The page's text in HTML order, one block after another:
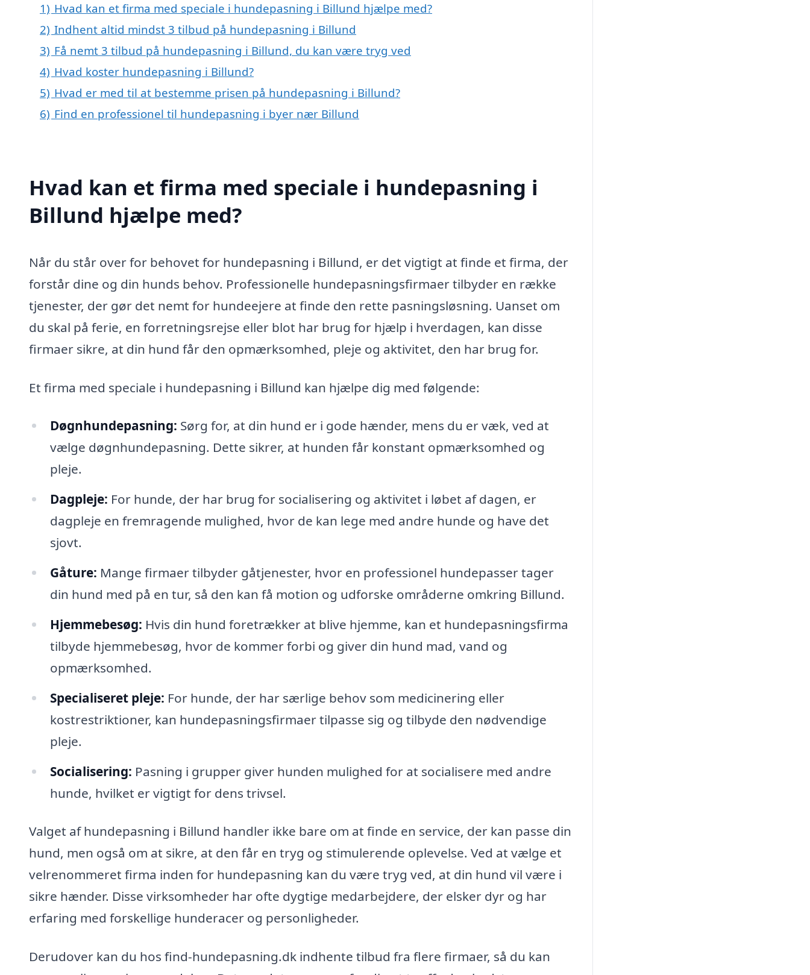
1) Hvad kan et firma med speciale i hundepasning i Billund hjælpe med?
2) Indhent altid mindst 3 tilbud på hundepasning i Billund
3) Få nemt 3 tilbud på hundepasning i Billund, du kan være tryg ved
4) Hvad koster hundepasning i Billund?
5) Hvad er med til at bestemme prisen på hundepasning i Billund?
6) Find en professionel til hundepasning i byer nær Billund
Hvad kan et firma med speciale i hundepasning i
Billund hjælpe med?
Når du står over for behovet for hundepasning i Billund, er det vigtigt at finde et firma, der
forstår dine og din hunds behov. Professionelle hundepasningsfirmaer tilbyder en række
tjenester, der gør det nemt for hundeejere at finde den rette pasningsløsning. Uanset om
du skal på ferie, en forretningsrejse eller blot har brug for hjælp i hverdagen, kan disse
firmaer sikre, at din hund får den opmærksomhed, pleje og aktivitet, den har brug for.
Et firma med speciale i hundepasning i Billund kan hjælpe dig med følgende:
Døgnhundepasning: Sørg for, at din hund er i gode hænder, mens du er væk, ved at
vælge døgnhundepasning. Dette sikrer, at hunden får konstant opmærksomhed og
pleje.
Dagpleje: For hunde, der har brug for socialisering og aktivitet i løbet af dagen, er
dagpleje en fremragende mulighed, hvor de kan lege med andre hunde og have det
sjovt.
Gåture: Mange firmaer tilbyder gåtjenester, hvor en professionel hundepasser tager
din hund med på en tur, så den kan få motion og udforske områderne omkring Billund.
Hjemmebesøg: Hvis din hund foretrækker at blive hjemme, kan et hundepasningsfirma
tilbyde hjemmebesøg, hvor de kommer forbi og giver din hund mad, vand og
opmærksomhed.
Specialiseret pleje: For hunde, der har særlige behov som medicinering eller
kostrestriktioner, kan hundepasningsfirmaer tilpasse sig og tilbyde den nødvendige
pleje.
Socialisering: Pasning i grupper giver hunden mulighed for at socialisere med andre
hunde, hvilket er vigtigt for dens trivsel.
Valget af hundepasning i Billund handler ikke bare om at finde en service, der kan passe din
hund, men også om at sikre, at den får en tryg og stimulerende oplevelse. Ved at vælge et
velrenommeret firma inden for hundepasning kan du være tryg ved, at din hund vil være i
sikre hænder. Disse virksomheder har ofte dygtige medarbejdere, der elsker dyr og har
erfaring med forskellige hunderacer og personligheder.
Derudover kan du hos find-hundepasning.dk indhente tilbud fra flere firmaer, så du kan